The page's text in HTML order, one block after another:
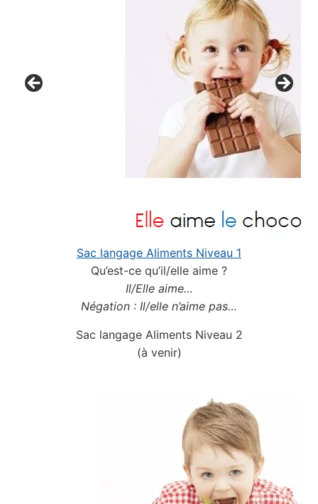
Sac langage Aliments Niveau 1
Qu’est-ce qu’il/elle aime ?
Il/Elle aime…
Négation : Il/elle n’aime pas…
Sac langage Aliments Niveau 2
(à venir)